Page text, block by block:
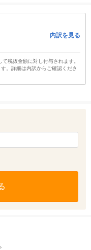
内訳を見る
税抜金額に対し付与されます。
。詳細は内訳からご確認くださ